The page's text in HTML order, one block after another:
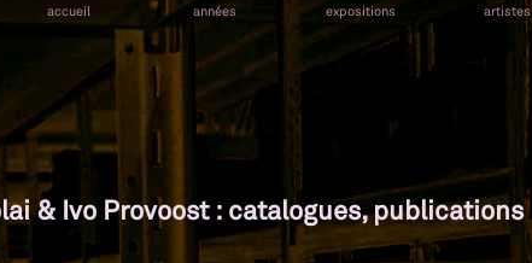
accueil années expositions artistes
& Ivo Provoost : catalogues, publications